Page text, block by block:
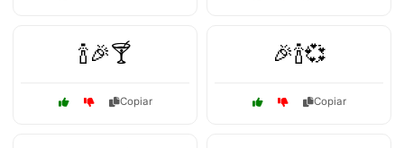
🍾🎉🍸
Copiar
🎉🍾💞
Copiar